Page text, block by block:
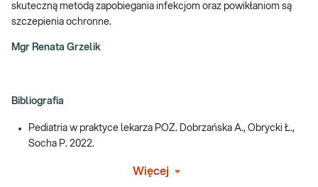
skuteczną metodą zapobiegania infekcjom oraz powikłaniom są
szczepienia ochronne.
Mgr Renata Grzelik
Bibliografia
Pediatria w praktyce lekarza POZ. Dobrzańska A., Obrycki Ł.,
Socha P. 2022.
Więcej